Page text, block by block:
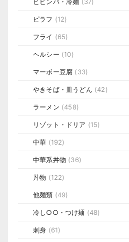
ピラフ (12)
フライ (65)
ヘルシー (10)
マーボー豆腐 (33)
やきそば・皿うどん (42)
ラーメン (458)
リゾット・ドリア (15)
中華 (192)
中華系丼物 (36)
丼物 (122)
他麺類 (49)
冷し○○・つけ麺 (48)
刺身 (61)